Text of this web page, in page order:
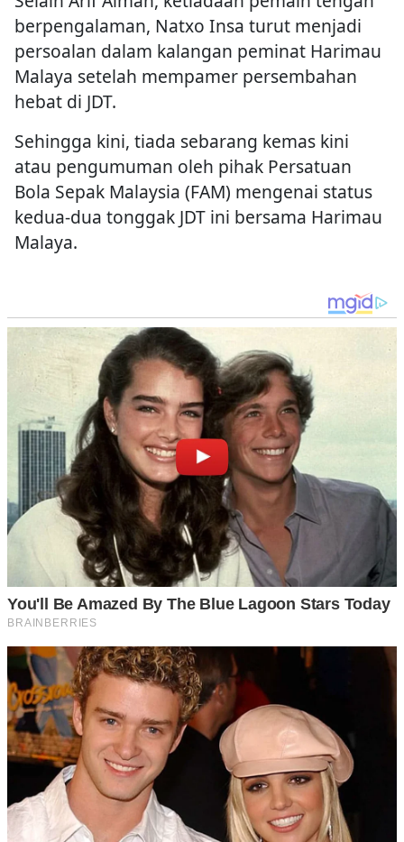
berpengalaman, Natxo Insa turut menjadi
persoalan dalam kalangan peminat Harimau
Malaya setelah mempamer persembahan
hebat di JDT.
Sehingga kini, tiada sebarang kemas kini
atau pengumuman oleh pihak Persatuan
Bola Sepak Malaysia (FAM) mengenai status
kedua-dua tonggak JDT ini bersama Harimau
Malaya.